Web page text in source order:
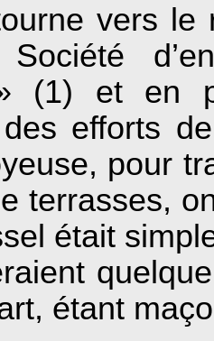
vers
(1) et en
efforts
pour
terrasses,
était
étant